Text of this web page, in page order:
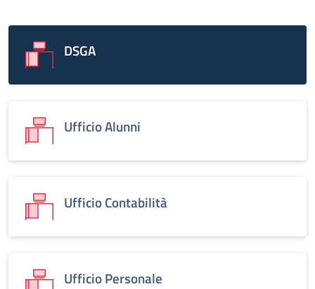
DSGA
Ufficio Alunni
Ufficio Contabilità
Ufficio Personale